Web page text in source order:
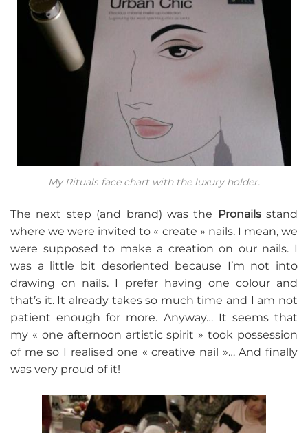
My Rituals face chart with the luxury holder.
The next step (and brand) was the Pronailsstand
where we were invited to « create » nails. I mean, we
were supposed to make a creation on our nails. I
was a little bit desoriented because I’m not into
drawing on nails. I prefer having one colour and
that’s it. It already takes so much time and I am not
patient enough for more. Anyway… It seems that
my « one afternoon artistic spirit » took possession
of me so I realised one « creative nail »… And finally
was very proud of it!